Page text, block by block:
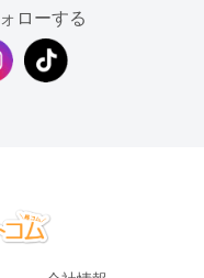
ローする